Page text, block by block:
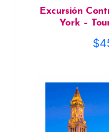
Excursión
York –
$